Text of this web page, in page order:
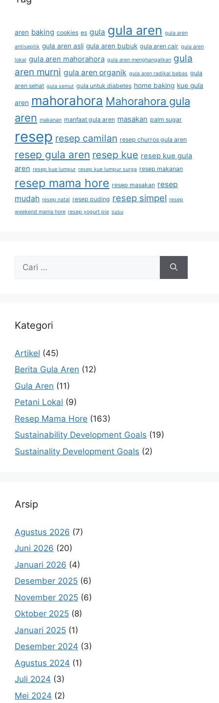
aren baking cookies es gula gula aren gula aren
antiseptik gula aren asli gula aren bubuk gula aren cair gula aren
lokal gula aren mahorahora gula aren menghangatkan gula
aren murni gula aren organik gula aren radikal bebas gula
aren sehat gula semut gula untuk diabetes home baking kue gula
aren mahorahora Mahorahora gula
aren makanan manfaat gula aren masakan palm sugar
resep resep camilan resep churros gula aren
resep gula aren resep kue resep kue gula
aren resep kue lumpur resep kue lumpur surga resep makanan
resep mama hore resep masakan resep
mudah resep natal resep puding resep simpel resep
weekend mama hore resep yogurt pie susu
Kategori
Artikel (45)
Berita Gula Aren (12)
Gula Aren (11)
Petani Lokal (9)
Resep Mama Hore (163)
Sustainability Development Goals (19)
Sustainality Development Goals (2)
Arsip
Agustus 2026 (7)
Juni 2026 (20)
Januari 2026 (4)
Desember 2025 (6)
November 2025 (6)
Oktober 2025 (8)
Januari 2025 (1)
Desember 2024 (3)
Agustus 2024 (1)
Juli 2024 (3)
Mei 2024 (2)